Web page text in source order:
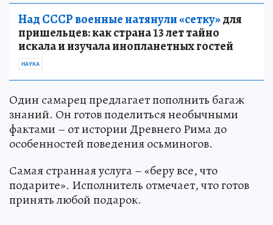
Над СССР военные натянули «сетку»для
пришельцев: как страна 13 лет тайно
искала и изучала инопланетных гостей
НАУКА
Один самарец предлагает пополнить багаж
знаний. Он готов поделиться необычными
фактами – от истории Древнего Рима до
особенностей поведения осьминогов.
Самая странная услуга – «беру все, что
подарите». Исполнитель отмечает, что готов
принять любой подарок.